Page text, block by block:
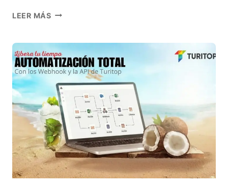
LEER MÁSASTROTURISMO
CÓMO
CREAR
UN
NEGOCIO
LUCRATIVO
BAJO
LAS
ESTRELLAS.